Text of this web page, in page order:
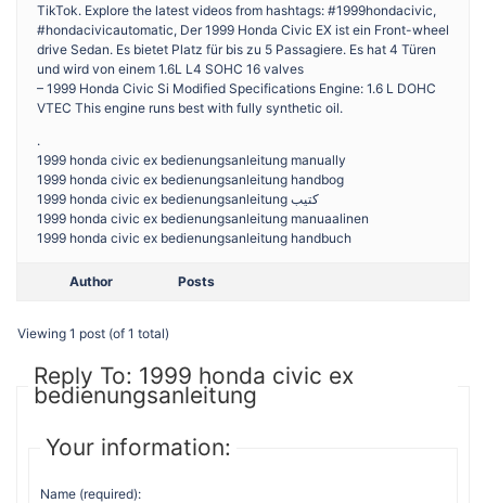
TikTok. Explore the latest videos from hashtags: #1999hondacivic,
#hondacivicautomatic, Der 1999 Honda Civic EX ist ein Front-wheel
drive Sedan. Es bietet Platz für bis zu 5 Passagiere. Es hat 4 Türen
und wird von einem 1.6L L4 SOHC 16 valves
– 1999 Honda Civic Si Modified Specifications Engine: 1.6 L DOHC
VTEC This engine runs best with fully synthetic oil.
.
1999 honda civic ex bedienungsanleitung manually
1999 honda civic ex bedienungsanleitung handbog
1999 honda civic ex bedienungsanleitung كتيب
1999 honda civic ex bedienungsanleitung manuaalinen
1999 honda civic ex bedienungsanleitung handbuch
Author Posts
Viewing 1 post (of 1 total)
Reply To: 1999 honda civic ex
bedienungsanleitung
Your information:
Name (required):